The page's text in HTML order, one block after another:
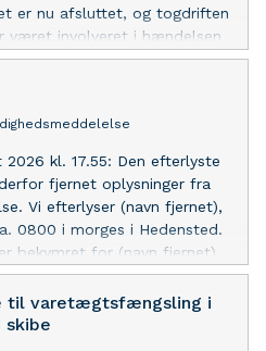
er nu afsluttet, og togdriften
været involveret i hændelsen
gratis og anonym støtte
23 68 60 07 eller 116
kl. 17.55: Den efterlyste
fjernet oplysninger fra
Vi efterlyser (navn fjernet),
0800 i morges i Hedensted.
bekymret for (navn fjernet)
hende eller andre, der har
hun kunne være.
til varetægtsfængsling i